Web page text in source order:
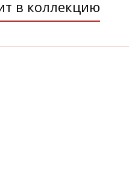
в коллекцию